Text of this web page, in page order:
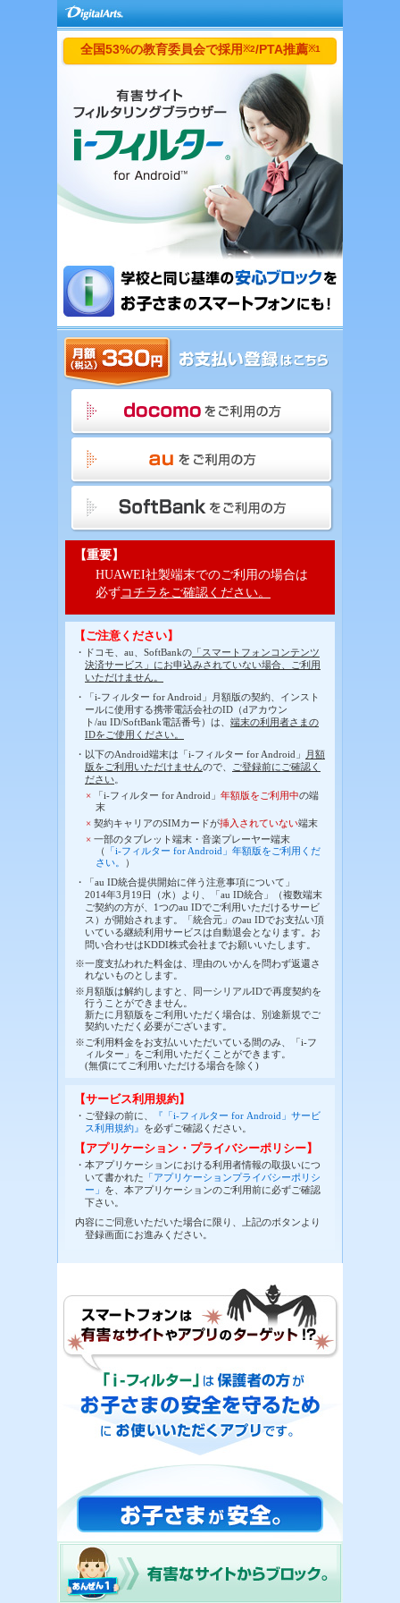
全国53%の教育委員会で採用※2/PTA推薦※1
【重要】
HUAWEI社製端末でのご利用の場合は
必ずコチラをご確認ください。
【ご注意ください】
・ドコモ、au、SoftBankの「スマートフォンコンテンツ
決済サービス」にお申込みされていない場合、ご利用
いただけません。
・「i-フィルター for Android」月額版の契約、インスト
ールに使用する携帯電話会社のID（dアカウン
ト/au ID/SoftBank電話番号）は、 端末の利用者さまの
IDをご使用ください。
・以下のAndroid端末は「i-フィルター for Android」
月額
版をご利用いただけませんので、
ご登録前にご確認く
ださい
×「i-フィルター for Android」 年額版をご利用中の端
末
×契約キャリアのSIMカードが挿入されていない端末
×一部のタブレット端末・音楽プレーヤー端末
（
「i-フィルター for Android」年額版をご利用くだ
さい。
）
・「au ID統合提供開始に伴う注意事項について」
2014年3月19日（水）より、「au ID統合」（複数端末
ご契約の方が、1つのau IDでご利用いただけるサービ
ス）が開始されます。「統合元」のau IDでお支払い頂
いている継続利用サービスは自動退会となります。お
問い合わせはKDDI株式会社までお願いいたします。
※一度支払われた料金は、理由のいかんを問わず返還さ
れないものとします。
※月額版は解約しますと、同一シリアルIDで再度契約を
行うことができません。
新たに月額版をご利用いただく場合は、別途新規でご
契約いただく必要がございます。
※ご利用料金をお支払いいただいている間のみ、「i-フ
ィルター」をご利用いただくことができます。
(無償にてご利用いただける場合を除く)
【サービス利用規約】
・ご登録の前に、
『「i-フィルター for Android」サービ
ス利用規約』 を必ずご確認ください。
【アプリケーション・プライバシーポリシー】
・本アプリケーションにおける利用者情報の取扱いにつ
いて書かれた 「アプリケーションプライバシーポリシ
ー」 を、本アプリケーションのご利用前に必ずご確認
下さい。
内容にご同意いただいた場合に限り、上記のボタンより
登録画面にお進みください。